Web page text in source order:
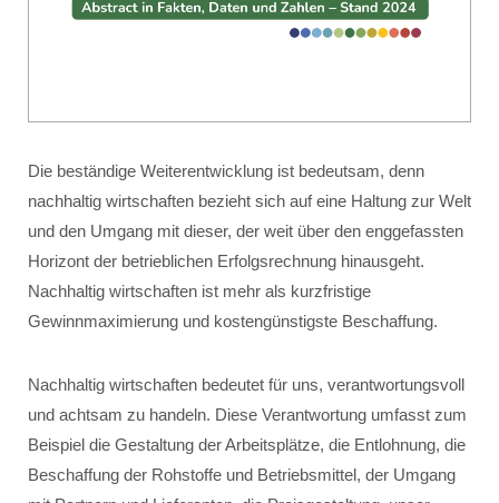
Die beständige Weiterentwicklung ist bedeutsam, denn
nachhaltig wirtschaften bezieht sich auf eine Haltung zur Welt
und den Umgang mit dieser, der weit über den enggefassten
Horizont der betrieblichen Erfolgsrechnung hinausgeht.
Nachhaltig wirtschaften ist mehr als kurzfristige
Gewinnmaximierung und kostengünstigste Beschaffung.
Nachhaltig wirtschaften bedeutet für uns, verantwortungsvoll
und achtsam zu handeln. Diese Verantwortung umfasst zum
Beispiel die Gestaltung der Arbeitsplätze, die Entlohnung, die
Beschaffung der Rohstoffe und Betriebsmittel, der Umgang